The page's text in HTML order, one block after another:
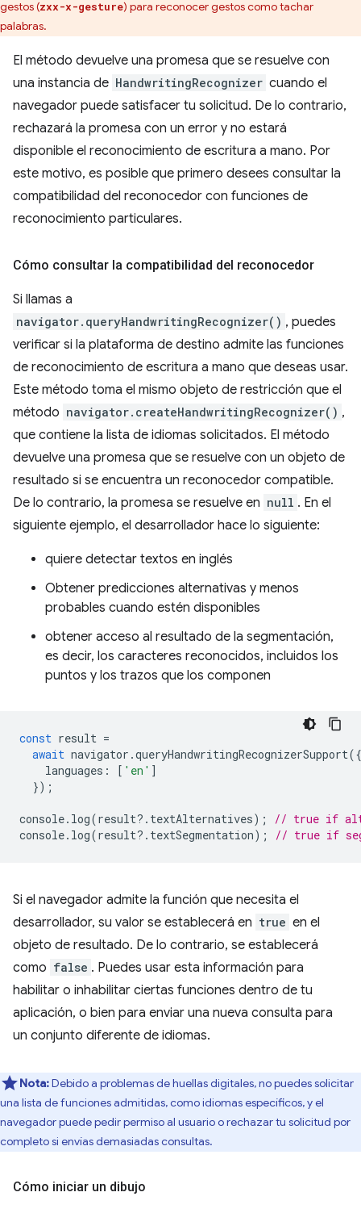
gestos (zxx-x-gesture) para reconocer gestos como tachar
palabras.
El método devuelve una promesa que se resuelve con
una instancia de HandwritingRecognizer cuando el
navegador puede satisfacer tu solicitud. De lo contrario,
rechazará la promesa con un error y no estará
disponible el reconocimiento de escritura a mano. Por
este motivo, es posible que primero desees consultar la
compatibilidad del reconocedor con funciones de
reconocimiento particulares.
Cómo consultar la compatibilidad del reconocedor
Si llamas a
navigator.queryHandwritingRecognizer() , puedes
verificar si la plataforma de destino admite las funciones
de reconocimiento de escritura a mano que deseas usar.
Este método toma el mismo objeto de restricción que el
método navigator.createHandwritingRecognizer() ,
que contiene la lista de idiomas solicitados. El método
devuelve una promesa que se resuelve con un objeto de
resultado si se encuentra un reconocedor compatible.
De lo contrario, la promesa se resuelve en null . En el
siguiente ejemplo, el desarrollador hace lo siguiente:
quiere detectar textos en inglés
Obtener predicciones alternativas y menos
probables cuando estén disponibles
obtener acceso al resultado de la segmentación,
es decir, los caracteres reconocidos, incluidos los
puntos y los trazos que los componen
const result =
await navigator .queryHandwritingRecognizerSupport({
languages : [ 'en' ]
});
console. log(result? . textAlternatives);
// true if
console. log(result? . textSegmentation); // true if
Si el navegador admite la función que necesita el
desarrollador, su valor se establecerá en true en el
objeto de resultado. De lo contrario, se establecerá
como false . Puedes usar esta información para
habilitar o inhabilitar ciertas funciones dentro de tu
aplicación, o bien para enviar una nueva consulta para
un conjunto diferente de idiomas.
Nota:Debido a problemas de huellas digitales, no puedes solicitar
una lista de funciones admitidas, como idiomas específicos, y el
navegador puede pedir permiso al usuario o rechazar tu solicitud por
completo si envías demasiadas consultas.
Cómo iniciar un dibujo